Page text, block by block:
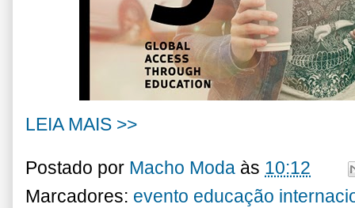
LEIA MAIS >>
Postado por Macho Moda às 10:12
Marcadores: evento educação